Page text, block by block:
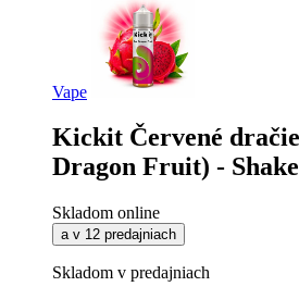
Vape
Kickit Červené
Dragon Fruit) -
Skladom online
a v 12 predajniach
Skladom v predajniach